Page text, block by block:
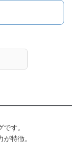
す。
特徴。